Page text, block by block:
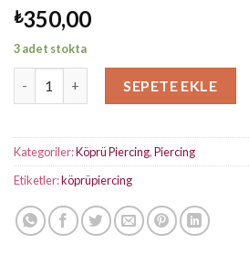
₺350,00
3 adet stokta
SEPETE EKLE
Kategoriler:Köprü Piercing,Piercing
Etiketler:köprüpiercing